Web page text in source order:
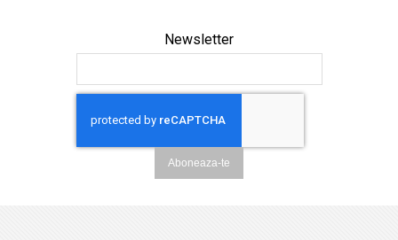
Newsletter
Aboneaza-te